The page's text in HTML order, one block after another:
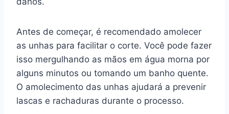
Antes de começar, é recomendado amolecer
as unhas para facilitar o corte. Você pode fazer
isso mergulhando as mãos em água morna por
alguns minutos ou tomando um banho quente.
O amolecimento das unhas ajudará a prevenir
lascas e rachaduras durante o processo.